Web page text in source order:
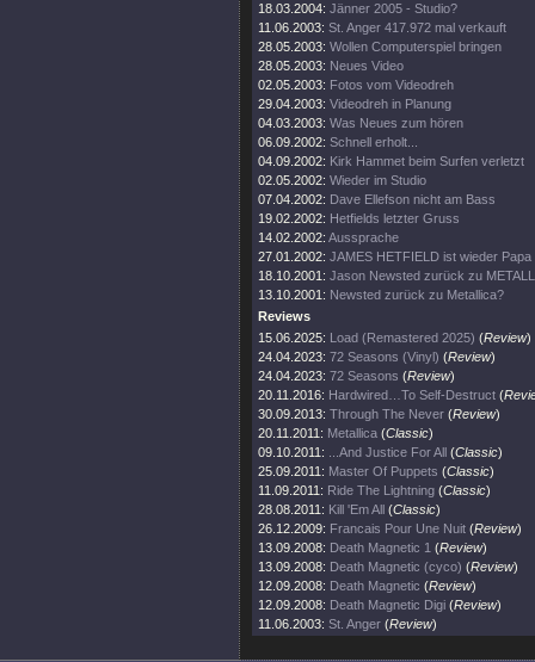
18.03.2004: Jänner 2005 - Studio?
11.06.2003: St. Anger 417.972 mal verkauft
28.05.2003: Wollen Computerspiel bringen
28.05.2003: Neues Video
02.05.2003: Fotos vom Videodreh
29.04.2003: Videodreh in Planung
04.03.2003: Was Neues zum hören
06.09.2002: Schnell erholt...
04.09.2002: Kirk Hammet beim Surfen verletzt
02.05.2002: Wieder im Studio
07.04.2002: Dave Ellefson nicht am Bass
19.02.2002: Hetfields letzter Gruss
14.02.2002: Aussprache
27.01.2002: JAMES HETFIELD ist wieder Papa
18.10.2001: Jason Newsted zurück zu
13.10.2001: Newsted zurück zu Metallica?
Reviews
15.06.2025: Load (Remastered 2025) (Review)
24.04.2023: 72 Seasons (Vinyl) (Review)
24.04.2023: 72 Seasons (Review)
20.11.2016: Hardwired…To Self-Destruct (
30.09.2013: Through The Never (Review)
20.11.2011: Metallica (Classic)
09.10.2011:
...And Justice For All (Classic)
25.09.2011: Master Of Puppets (Classic)
11.09.2011: Ride The Lightning (Classic)
28.08.2011: Kill 'Em All (Classic)
26.12.2009: Francais Pour Une Nuit (Review)
13.09.2008: Death Magnetic 1 (Review)
13.09.2008: Death Magnetic (cyco) (Review)
12.09.2008: Death Magnetic (Review)
12.09.2008: Death Magnetic Digi (Review)
11.06.2003: St. Anger (Review)